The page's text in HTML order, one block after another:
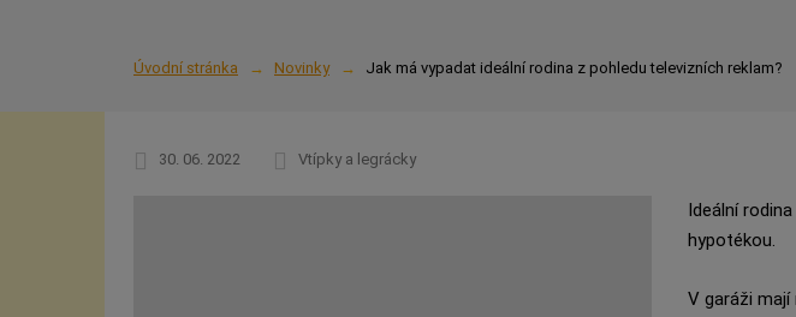
Úvodní stránka Novinky Jak má vypadat ideální rodina z pohledu televizních reklam?
30. 06. 2022 Vtípky a legrácky
Ideální
hypotékou.
V garáži mají